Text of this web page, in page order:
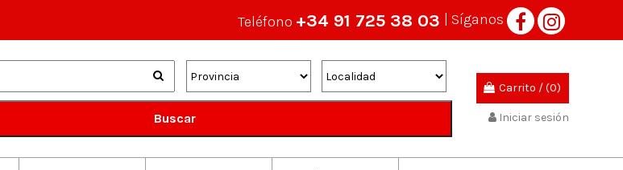
Teléfono +34 91 725 38 03 | Síganos
Buscar
Carrito /(0)
Iniciar sesión